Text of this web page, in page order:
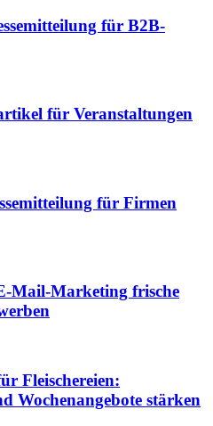
für B2B-
für Veranstaltungen
für Firmen
Mail-Marketing frische
Fleischereien:
Wochenangebote stärken